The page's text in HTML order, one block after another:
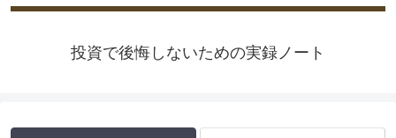
投資で後悔しないための実録ノート